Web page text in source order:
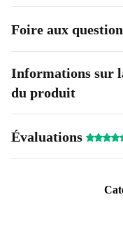
Foire aux
Informations sur
du produit
Évaluations